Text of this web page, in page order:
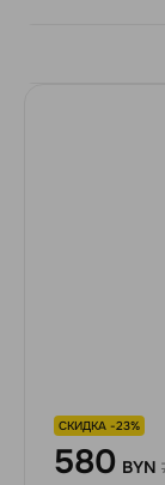
СКИДКА -23%
580 BYN